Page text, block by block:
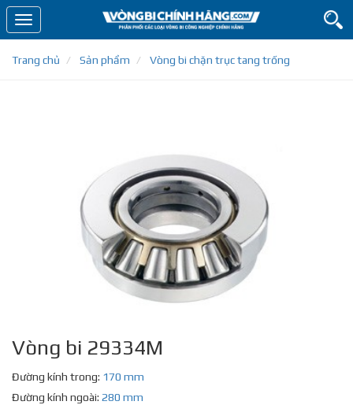
Toggle
navigation
Trang chủ
Sản phẩm Vòng bi chặn trục tang trống
Vòng bi 29334M
Đường kính trong: 170 mm
Đường kính ngoài: 280 mm